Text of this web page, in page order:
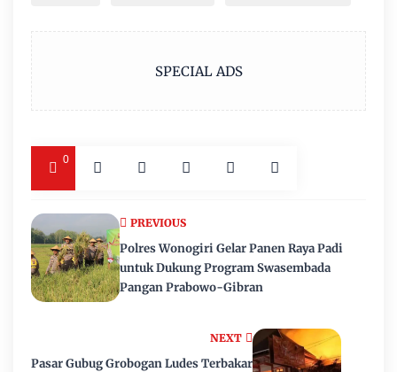
SPECIAL ADS
0
NEXT
Pasar Gubug Grobogan Ludes Terbakar
PREVIOUS
Polres Wonogiri Gelar Panen Raya Padi
untuk Dukung Program Swasembada
Pangan Prabowo-Gibran